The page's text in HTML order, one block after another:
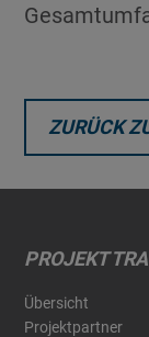
ZURÜCK
PROJEKT
Übersicht
Projektpartner